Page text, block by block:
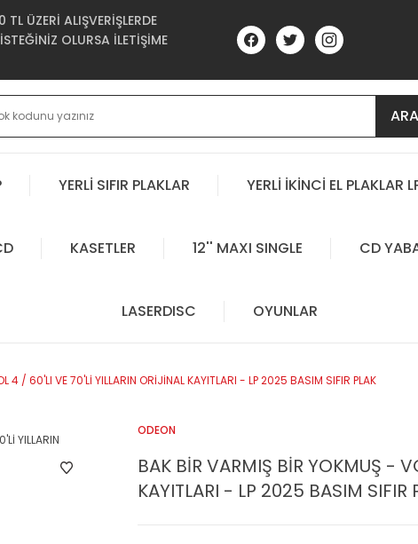
ÜZERİ ALIŞVERİŞLERDE
OLURSA İLETİŞİME
ARA
YERLİ SIFIR PLAKLAR YERLİ İKİNCİ EL PLAKLAR
KASETLER 12'' MAXI SINGLE CD
LASERDISC OYUNLAR
4 / 60'LI VE 70'Lİ YILLARIN ORİJİNAL KAYITLARI - LP 2025 BASIM SIFIR PLAK
ODEON
BAK BİR VARMIŞ BİR YOKMUŞ -
KAYITLARI - LP 2025 BASIM SIFIR